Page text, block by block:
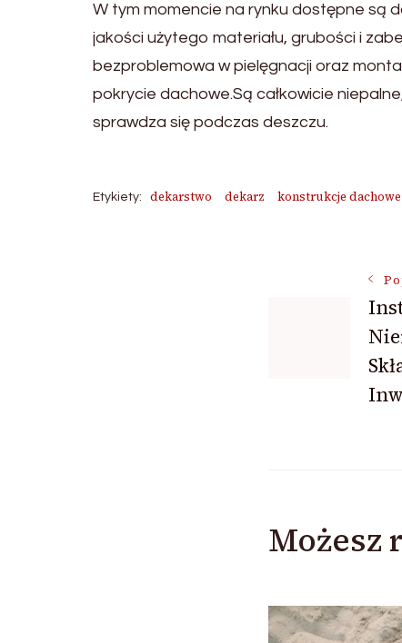
W tym momencie na rynku dostępne są
jakości użytego materiału, grubości i
bezproblemowa w pielęgnacji oraz
pokrycie dachowe.Są całkowicie
sprawdza się podczas deszczu.
Etykiety: dekarstwo dekarz konstrukcje dachowe
wpisu
Możesz